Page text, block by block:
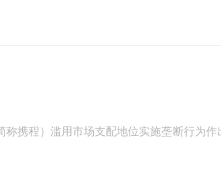
携程）滥用市场支配地位实施垄断行为